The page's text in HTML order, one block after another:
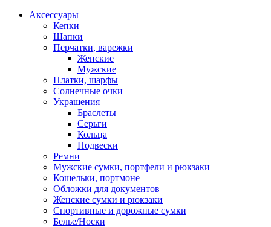
Аксессуары
Кепки
Шапки
Перчатки, варежки
Женские
Мужские
Платки, шарфы
Солнечные очки
Украшения
Браслеты
Серьги
Кольца
Подвески
Ремни
Мужские сумки, портфели и рюкзаки
Кошельки, портмоне
Обложки для документов
Женские сумки и рюкзаки
Спортивные и дорожные сумки
Белье/Носки